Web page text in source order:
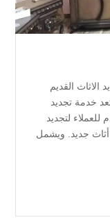
الاثاث القديم
خدمة تجديد
للعملاء لتجديد
أثاث جديد. ويشمل